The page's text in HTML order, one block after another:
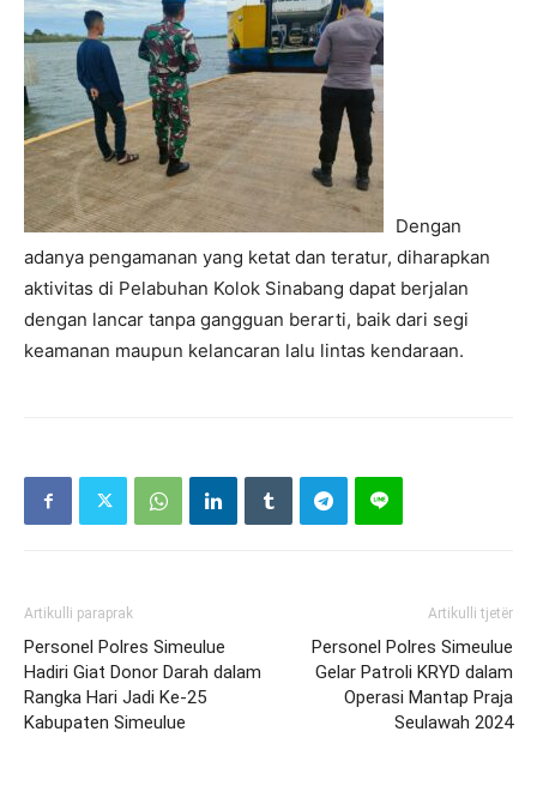
Dengan
adanya pengamanan yang ketat dan teratur, diharapkan
aktivitas di Pelabuhan Kolok Sinabang dapat berjalan
dengan lancar tanpa gangguan berarti, baik dari segi
keamanan maupun kelancaran lalu lintas kendaraan.
Artikulli paraprak
Personel Polres Simeulue
Hadiri Giat Donor Darah dalam
Rangka Hari Jadi Ke-25
Kabupaten Simeulue
Artikulli tjetër
Personel Polres Simeulue
Gelar Patroli KRYD dalam
Operasi Mantap Praja
Seulawah 2024